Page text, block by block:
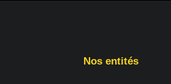
Nos entités